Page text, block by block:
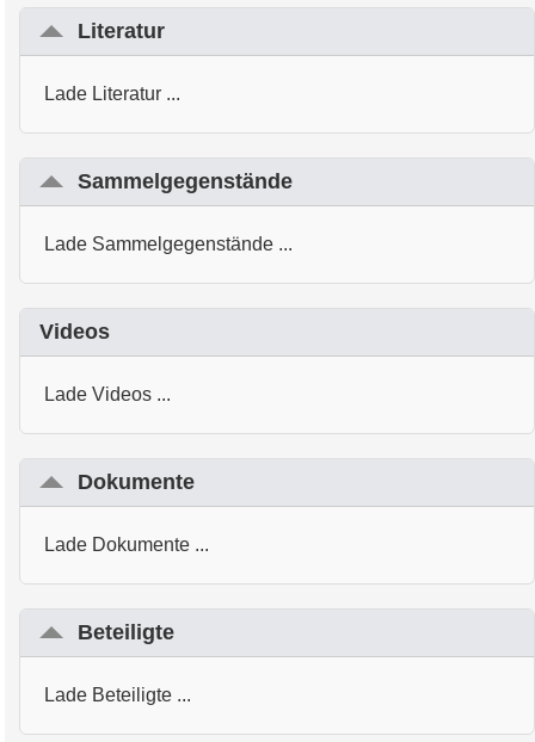
Literatur
Lade Literatur ...
Sammelgegenstände
Lade Sammelgegenstände ...
Videos
Lade Videos ...
Dokumente
Lade Dokumente ...
Beteiligte
Lade Beteiligte ...